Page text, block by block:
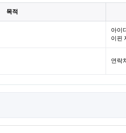
목적
아이
이핀
연락